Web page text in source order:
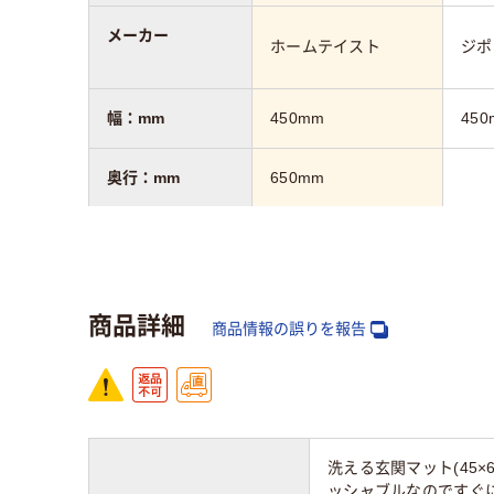
ホームテイスト ジ
450mm
650mm
0.1kg
メーカー
幅：mm
奥行：mm
質量
商品詳細 商品情報の誤りを報告
洗える玄関マット
ッシャブルなのですぐ